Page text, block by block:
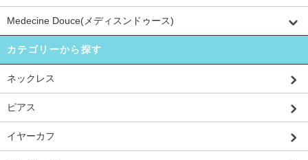
Medecine Douce(メディスンドゥース)
カテゴリーから探す
ネックレス
ピアス
イヤーカフ